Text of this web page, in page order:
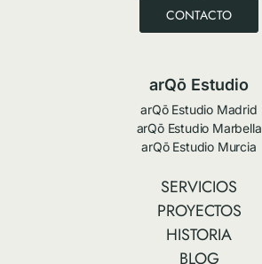
CONTACTO
arQō Estudio
arQō Estudio Madrid
arQō Estudio Marbella
arQō Estudio Murcia
SERVICIOS
PROYECTOS
HISTORIA
BLOG